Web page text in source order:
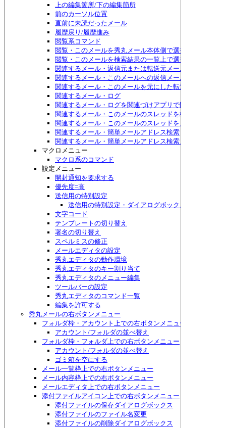
上の編集箇所/下の編集箇所
前のカーソル位置
直前に未読だったメール
履歴戻り/履歴進み
閲覧系コマンド
閲覧・このメールを秀丸メール本体側で選択する
閲覧・このメールを検索結果の一覧上で選択する
関連するメール・返信元または転送元メール
関連するメール・このメールへの返信メール
関連するメール・このメールを元にした転送メール
関連するメール・ログ
関連するメール・ログを関連づけアプリで開く
関連するメール・このメールのスレッドを検索
関連するメール・このメールのスレッドをメニュー表示
関連するメール・簡単メールアドレス検索
関連するメール・簡単メールアドレス検索メニュー表示
マクロメニュー
マクロ系のコマンド
設定メニュー
開封通知を要求する
優先度=高
送信用の特別設定
送信用の特別設定・ダイアログボックス
文字コード
テンプレートの切り替え
署名の切り替え
スペルミスの修正
メールエディタの設定
秀丸エディタの動作環境
秀丸エディタのキー割り当て
秀丸エディタのメニュー編集
ツールバーの設定
秀丸エディタのコマンド一覧
編集を許可する
秀丸メールの右ボタンメニュー
フォルダ枠・アカウント上での右ボタンメニュー
アカウント/フォルダの並べ替え
フォルダ枠・フォルダ上での右ボタンメニュー
アカウント/フォルダの並べ替え
ゴミ箱を空にする
メール一覧枠上での右ボタンメニュー
メール内容枠上での右ボタンメニュー
メールエディタ上での右ボタンメニュー
添付ファイルアイコン上での右ボタンメニュー
添付ファイルの保存ダイアログボックス
添付ファイルのファイル名変更
添付ファイルの削除ダイアログボックス